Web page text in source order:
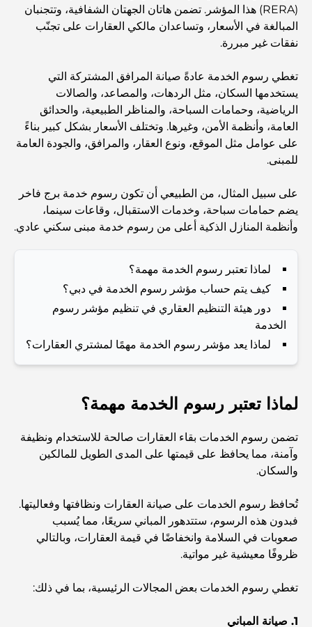
Best Schools in Downtown Dubai: A Guide for
Families
أشياء يمكنك القيام بها في دبي خلال فصل الصيف: دليلك الأمثل
للتغلب على الحرارة
أفضل الهدايا الفاخرة للرجال: أفكار هدايا مميزة وخالدة
Guide
المدارس القريبة من نخلة جميرا: دليل شامل للعائلات
Dubai Vision 2040 - Green Living, Scenic Routes
and a Smarter Metro Network
أفضل المقاهي في دبي بإطلالة خلابة: مزيج مثالي من المذاق
الرائع والمناظر الطبيعية الساحرة
دليل شامل لأندية شاطئ نخلة جميرا لعام 2026
المطاعم الإيطالية في وسط مدينة دبي: تذوق إيطاليا في قلب
أفضل 7 نوادي رياضية في دبي هيلز: اللياقة البدنية في أبهى
صورها
الدليل الأمثل لمطاعم الطعام الفاخر في نخلة جميرا
(RERA) هذا المؤشر. تضمن هاتان الجهتان الشفافية، وتتجنبان
المبالغة في الأسعار، وتساعدان مالكي العقارات على تجنّب
نفقات غير مبررة.
تغطي رسوم الخدمة عادةً صيانة المرافق المشتركة التي
يستخدمها السكان، مثل الردهات، والمصاعد، والصالات
الرياضية، وحمامات السباحة، والمناظر الطبيعية، والحدائق
العامة، وأنظمة الأمن، وغيرها. وتختلف الأسعار بشكل كبير بناءً
على عوامل مثل الموقع، ونوع العقار، والمرافق، والجودة العامة
للمبنى.
على سبيل المثال، من الطبيعي أن تكون رسوم خدمة برج فاخر
يضم حمامات سباحة، وخدمات الاستقبال، وقاعات سينما،
وأنظمة المنازل الذكية أعلى من رسوم خدمة مبنى سكني عادي.
لماذا تعتبر رسوم الخدمة مهمة؟
كيف يتم حساب مؤشر رسوم الخدمة في دبي؟
دور هيئة التنظيم العقاري في تنظيم مؤشر رسوم
الخدمة
لماذا يعد مؤشر رسوم الخدمة مهمًا لمشتري العقارات؟
لماذا تعتبر رسوم الخدمة مهمة؟
تضمن رسوم الخدمات بقاء العقارات صالحة للاستخدام ونظيفة
وآمنة، مما يحافظ على قيمتها على المدى الطويل للمالكين
والسكان.
تُحافظ رسوم الخدمات على صيانة العقارات ونظافتها وفعاليتها.
فبدون هذه الرسوم، ستتدهور المباني سريعًا، مما يُسبب
صعوبات في السلامة وانخفاضًا في قيمة العقارات، وبالتالي
ظروفًا معيشية غير مواتية.
تغطي رسوم الخدمات بعض المجالات الرئيسية، بما في ذلك:
1. صيانة المباني